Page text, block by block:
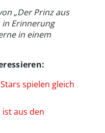
„Der Prinz aus
in Erinnerung
in einem
spielen gleich
ist aus den